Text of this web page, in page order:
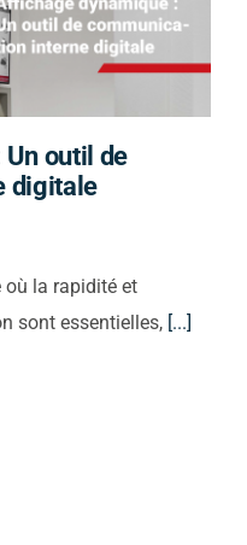
outil de
digitale
où la rapidité et
sont essentielles, [...]